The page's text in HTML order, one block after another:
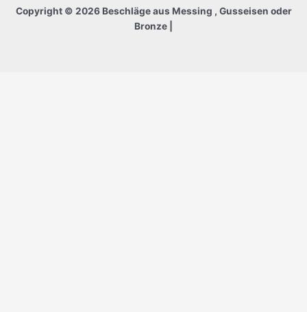
Copyright © 2026 Beschläge aus Messing , Gusseisen oder
Bronze |